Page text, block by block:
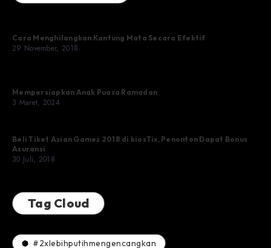
Cara Menghilangkan Kantung Mata Secara Efektif
29 November, 2018
Mempersiapkan Anak Puasa Ramadan
3 Maret, 2024
Beli Tiket Asian Games 2018 di kiosTix, Penonton Dapat Bonus
Asuransi
30 Juli, 2018
Tag Cloud
#2xlebihputihmengencangkan